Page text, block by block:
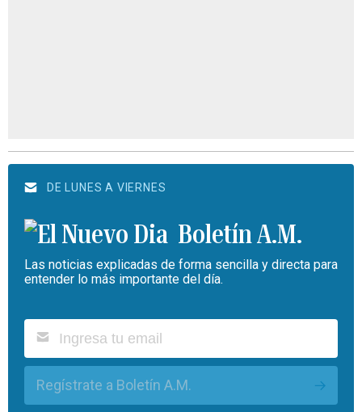
DE LUNES A VIERNES
Boletín A.M.
Las noticias explicadas de forma sencilla y directa para
entender lo más importante del día.
Regístrate a Boletín A.M.